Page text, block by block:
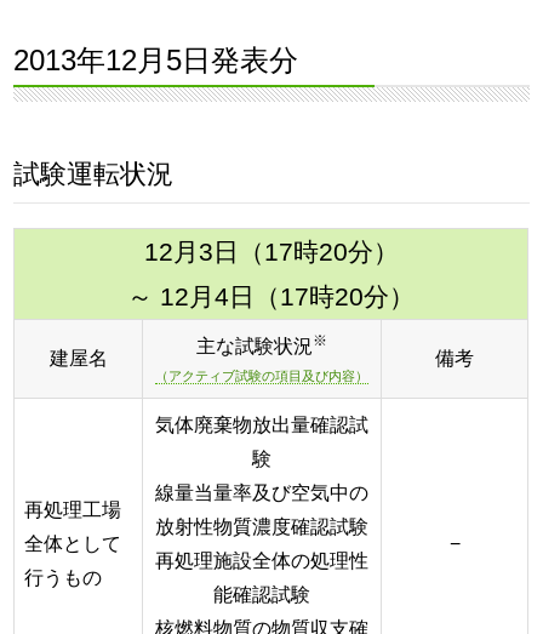
2013年12月5日発表分
試験運転状況
12月3日（17時20分）
～ 12月4日（17時20分）
建屋名
主な試験状況※
（アクティブ試験の項目及び内容）
備考
再処理工場
全体として
行うもの
気体廃棄物放出量確認試
験
線量当量率及び空気中の
放射性物質濃度確認試験
再処理施設全体の処理性
能確認試験
核燃料物質の物質収支確
−